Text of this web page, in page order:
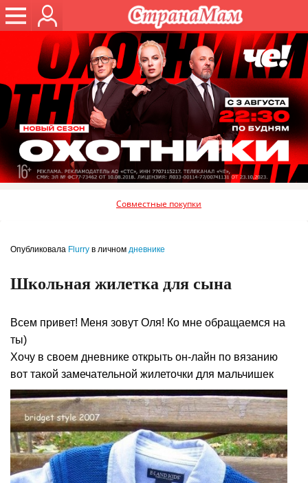
Совместные покупки
Опубликовала Flurry в личном дневнике
Школьная жилетка для сына
Всем привет! Меня зовут Оля! Ко мне обращаемся на
ты)
Хочу в своем дневнике открыть он-лайн по вязанию
вот такой замечательной жилеточки для мальчишек